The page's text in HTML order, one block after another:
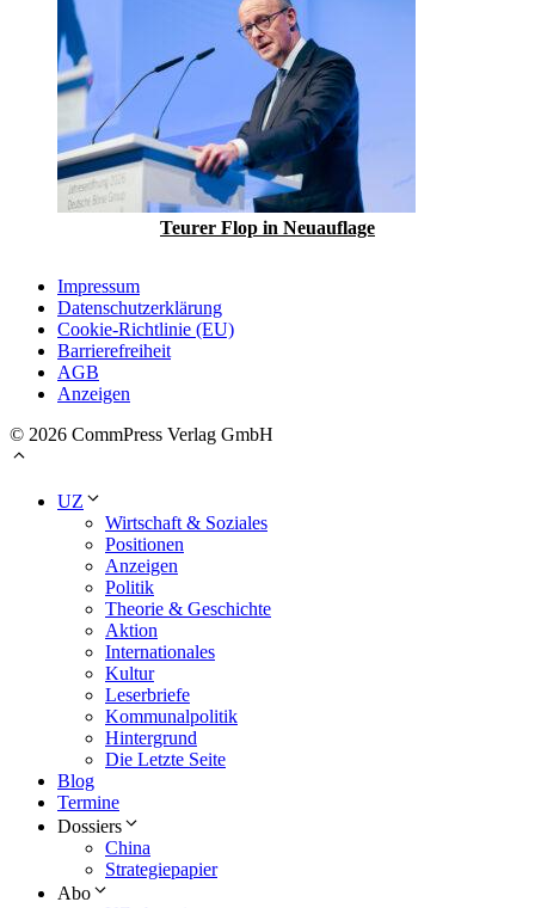
Teurer Flop in Neuauflage
Impressum
Datenschutzerklärung
Cookie-Richtlinie (EU)
Barrierefreiheit
AGB
Anzeigen
© 2026 CommPress Verlag GmbH
UZ
Wirtschaft & Soziales
Positionen
Anzeigen
Politik
Theorie & Geschichte
Aktion
Internationales
Kultur
Leserbriefe
Kommunalpolitik
Hintergrund
Die Letzte Seite
Blog
Termine
Dossiers
China
Strategiepapier
Abo